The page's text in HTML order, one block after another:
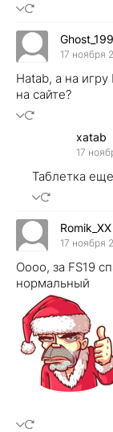
17 ноября
Hatab, а на
на сайте?
xatab
17
Таблетка
Romik_XX
17 ноября
Оооо, за FS19
нормальный